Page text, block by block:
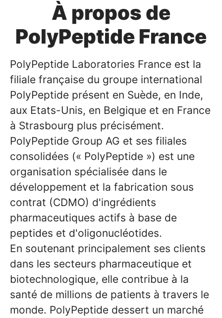
À propos de
PolyPeptide France
PolyPeptide Laboratories France est la
filiale française du groupe international
PolyPeptide présent en Suède, en Inde,
aux Etats-Unis, en Belgique et en France
à Strasbourg plus précisément.
PolyPeptide Group AG et ses filiales
consolidées (« PolyPeptide ») est une
organisation spécialisée dans le
développement et la fabrication sous
contrat (CDMO) d'ingrédients
pharmaceutiques actifs à base de
peptides et d'oligonucléotides.
En soutenant principalement ses clients
dans les secteurs pharmaceutique et
biotechnologique, elle contribue à la
santé de millions de patients à travers le
monde. PolyPeptide dessert un marché